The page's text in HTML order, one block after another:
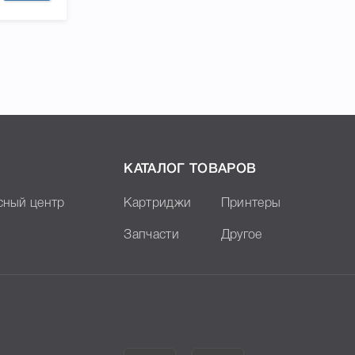
центр
КАТАЛОГ ТОВАРОВ
Картриджи Принтеры
Запчасти Другое